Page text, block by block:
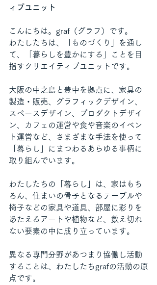
ィブユニット
こんにちは。graf（グラフ）です。
わたしたちは、「ものづくり」を通し
て、「暮らしを豊かにする」ことを目
指すクリエイティブユニットです。
大阪の中之島と豊中を拠点に、家具の
製造・販売、グラフィックデザイン、
スペースデザイン、プロダクトデザイ
ン、カフェの運営や食や音楽のイベン
ト運営など、さまざまな手法を使って
「暮らし」にまつわるあらゆる事柄に
取り組んでいます。
わたしたちの「暮らし」は、家はもち
ろん、住まいの骨子となるテーブルや
椅子などの家具や道具、部屋に彩りを
あたえるアートや植物など、数え切れ
ない要素の中に成り立っています。
異なる専門分野があつまり協働し活動
することは、わたしたちgrafの活動の原
点です。